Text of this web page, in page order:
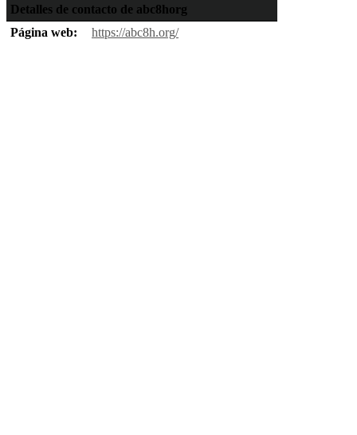
Detalles de contacto de abc8horg
Página web:
https://abc8h.org/